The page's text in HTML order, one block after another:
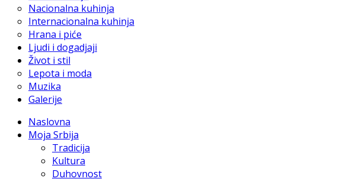
Nacionalna kuhinja
Internacionalna kuhinja
Hrana i piće
Ljudi i dogadjaji
Život i stil
Lepota i moda
Muzika
Galerije
Naslovna
Moja Srbija
Tradicija
Kultura
Duhovnost